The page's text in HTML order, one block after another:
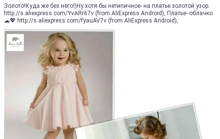
Золото!Куда же без него!)Ну хотя бы нетипичное- на платье золотой узор.
http://s.aliexpress.com/YvARr67v (from AliExpress Android), Платье- облачко
☁💖 http://s.aliexpress.com/fyauAV7v (from AliExpress Android),